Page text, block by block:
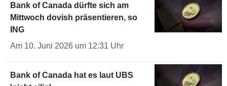
Bank of Canada dürfte sich am
Mittwoch dovish präsentieren, so
ING
Am 10. Juni 2026 um 12:31 Uhr
Bank of Canada hat es laut UBS